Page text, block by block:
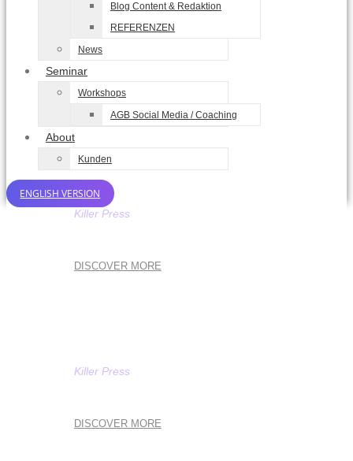
Blog Content & Redaktion
REFERENZEN
News
Seminar
Workshops
AGB Social Media / Coaching
About
Kunden
ENGLISH VERSION
Killer Press
DISCOVER MORE
Killer Press
DISCOVER MORE